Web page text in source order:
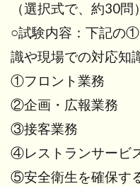
（選択式で、約30問）
○試験内容：下記の
識や現場での対応知
①フロント業務
②企画・広報業務
③接客業務
④レストランサービ
⑤安全衛生を確保す